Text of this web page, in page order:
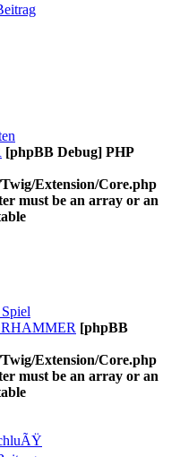
[phpBB Debug] PHP
Extension/Core.php
must be an array or an
[phpBB
Extension/Core.php
must be an array or an